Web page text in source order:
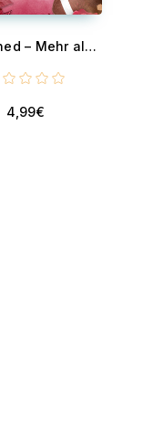
Unplanned – Mehr als ein Versprechen - Gefühlvolle Football Romance mit Second Chance und Forced Proximity
4,99€